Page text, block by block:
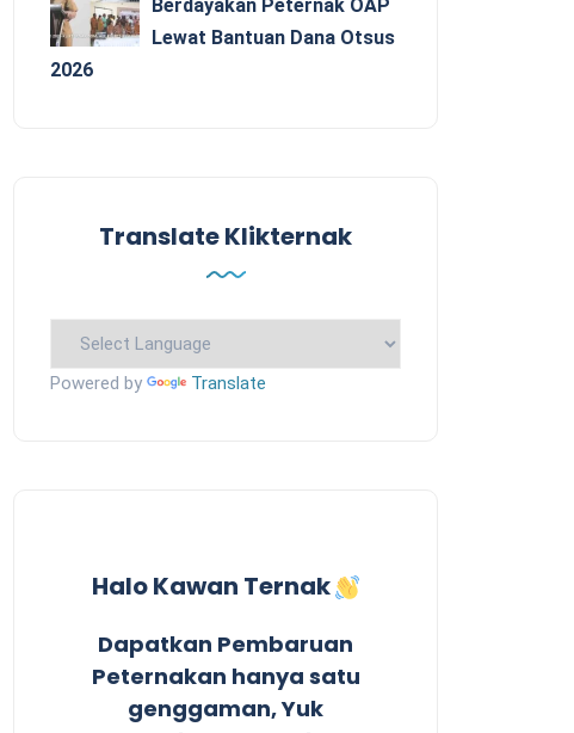
Berdayakan Peternak OAP
Lewat Bantuan Dana Otsus
2026
Translate Klikternak
Powered by Translate
Halo Kawan Ternak
Dapatkan Pembaruan
Peternakan hanya satu
genggaman, Yuk